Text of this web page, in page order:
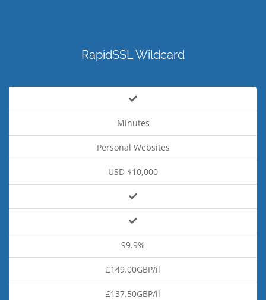
RapidSSL Wildcard
Minutes
Personal Websites
USD $10,000
99.9%
£149.00GBP/il
£137.50GBP/il